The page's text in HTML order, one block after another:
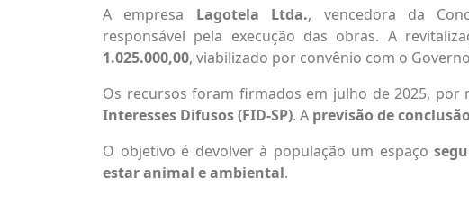
A empresa Lagotela Ltda., vencedora da
responsável pela execução das obras. A
1.025.000,00, viabilizado por convênio com o
Os recursos foram firmados em julho de 2025, por
Interesses Difusos (FID-SP). A previsão de
O objetivo é devolver à população um espaço
estar animal e ambiental.